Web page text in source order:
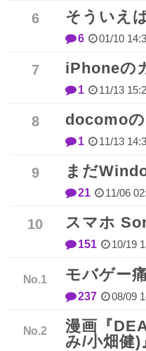
そういえ
6 01/10
iPhoneの
1 11/13
docomo
1 11/13
まだ
21 11/06
スマホ
151 10/19
モバゲー
237 08/09
漫画『
み/小畑健)